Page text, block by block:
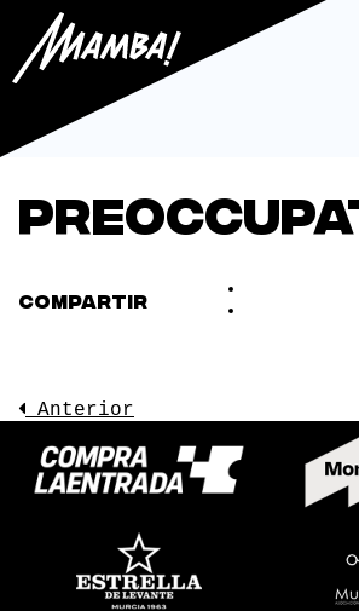
LA
EVENTOS
CONSÍGUELA
COMPARTIR
Anterior